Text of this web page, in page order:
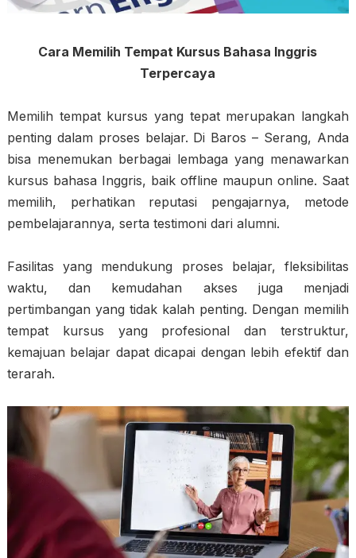
Cara Memilih Tempat Kursus Bahasa Inggris
Terpercaya
Memilih tempat kursus yang tepat merupakan langkah
penting dalam proses belajar. Di Baros – Serang, Anda
bisa menemukan berbagai lembaga yang menawarkan
kursus bahasa Inggris, baik offline maupun online. Saat
memilih, perhatikan reputasi pengajarnya, metode
pembelajarannya, serta testimoni dari alumni.
Fasilitas yang mendukung proses belajar, fleksibilitas
waktu, dan kemudahan akses juga menjadi
pertimbangan yang tidak kalah penting. Dengan memilih
tempat kursus yang profesional dan terstruktur,
kemajuan belajar dapat dicapai dengan lebih efektif dan
terarah.